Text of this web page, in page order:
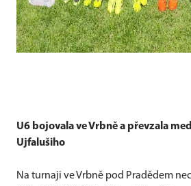
U6 bojovala ve Vrbně a převzala
Ujfalušiho
Na turnaji ve Vrbně pod Pradědem